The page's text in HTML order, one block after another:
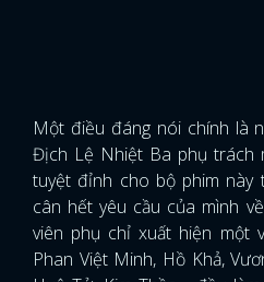
Một điều đáng nói chính là
Địch Lệ Nhiệt Ba phụ trách
tuyệt đỉnh cho bộ phim này
cân hết yêu cầu của mình
viên phụ chỉ xuất hiện một
Phan Việt Minh, Hồ Khả,